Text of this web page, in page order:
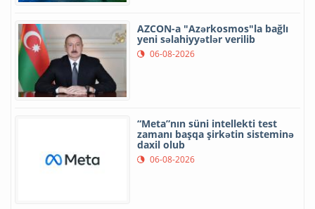
AZCON-a "Azərkosmos"la bağlı
yeni səlahiyyətlər verilib
06-08-2026
“Meta”nın süni intellekti test
zamanı başqa şirkətin sisteminə
daxil olub
06-08-2026